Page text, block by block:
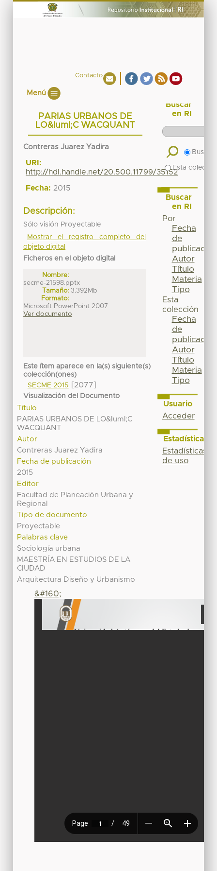
Contacto
Menú
PARIAS URBANOS DE
LO&Iuml;C WACQUANT
Contreras Juarez Yadira
URI:
http://hdl.handle.net/20.500.11799/35152
Fecha: 2015
Descripción:
Sólo visión Proyectable
Mostrar el registro completo del
objeto digital
Ficheros en el objeto digital
Nombre:
secme-21598.pptx
Tamaño: 3.392Mb
Formato:
Microsoft PowerPoint 2007
Ver documento
Este ítem aparece en la(s) siguiente(s)
colección(ones)
SECME 2015
[2077]
Visualización del Documento
Título
PARIAS URBANOS DE LO&Iuml;C
WACQUANT
Autor
Contreras Juarez Yadira
Fecha de publicación
2015
Editor
Facultad de Planeación Urbana y
Regional
Tipo de documento
Proyectable
Palabras clave
Sociología urbana
MAESTRÍA EN ESTUDIOS DE LA
CIUDAD
Arquitectura Diseño y Urbanismo
&#160;
Buscar
en RI
Buscar
Esta
Buscar
en RI
Por
Fecha
de
publicación
Autor
Título
Materia
Tipo
Esta
colección
Fecha
de
publicación
Autor
Título
Materia
Tipo
Usuario
Acceder
Estadísticas
Estadísticas
de uso